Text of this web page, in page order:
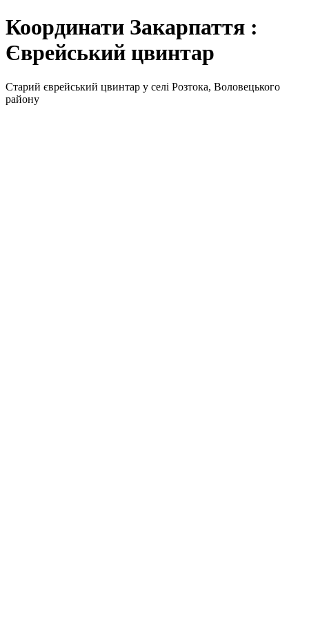
Координати Закарпаття :
Єврейський цвинтар
Старий єврейський цвинтар у селі Розтока, Воловецького
району